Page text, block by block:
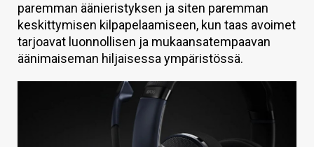
KAUPPA
VAIHDA TEEMA
paremman äänieristyksen ja siten paremman
keskittymisen kilpapelaamiseen, kun taas avoimet
tarjoavat luonnollisen ja mukaansatempaavan
äänimaiseman hiljaisessa ympäristössä.